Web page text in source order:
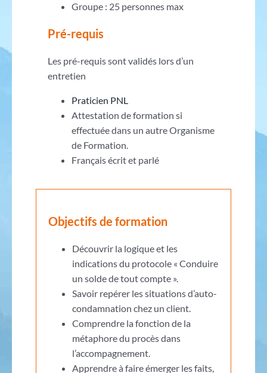
Groupe : 25 personnes max
Pré-requis
Les pré-requis sont validés lors d’un
entretien
Praticien PNL
Attestation de formation si
effectuée dans un autre Organisme
de Formation.
Français écrit et parlé
Objectifs de formation
Découvrir la logique et les
indications du protocole « Conduire
un solde de tout compte ».
Savoir repérer les situations d’auto-
condamnation chez un client.
Comprendre la fonction de la
métaphore du procès dans
l’accompagnement.
Apprendre à faire émerger les faits,